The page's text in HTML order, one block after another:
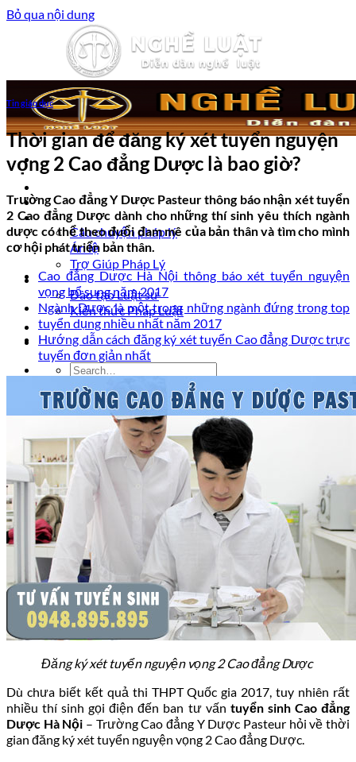
Bỏ qua nội dung
Luật sư tư vấn
Vấn đề pháp lý
Câu chuyện pháp lý
Án lệ
Trợ Giúp Pháp Lý
Nghề Luật
Đào tạo Luật sư
Kiến thức Pháp Luật
Kinh nghiệm – Kỹ năng
Tin tức pháp luật
Tin giáo dục
Thời gian để đăng ký xét tuyển nguyện
vọng 2 Cao đẳng Dược là bao giờ?
Trường Cao đẳng Y Dược Pasteur thông báo nhận xét tuyển
2 Cao đẳng Dược dành cho những thí sinh yêu thích ngành
dược có thể theo đuổi đam mê của bản thân và tìm cho mình
cơ hội phát triển bản thân.
Cao đẳng Dược Hà Nội thông báo xét tuyển nguyện
vọng bổ sung năm 2017
Ngành Dược là một trong những ngành đứng trong top
tuyển dụng nhiều nhất năm 2017
Hướng dẫn cách đăng ký xét tuyển Cao đẳng Dược trực
tuyến đơn giản nhất
Đăng ký xét tuyển nguyện vọng 2 Cao đẳng Dược
Dù chưa biết kết quả thi THPT Quốc gia 2017, tuy nhiên rất
nhiều thí sinh gọi điện đến ban tư vấn tuyển sinh Cao đẳng
Dược Hà Nội – Trường Cao đẳng Y Dược Pasteur hỏi về thời
gian đăng ký xét tuyển nguyện vọng 2 Cao đẳng Dược.